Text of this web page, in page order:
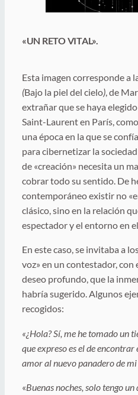
«UN RETO VITAL».
Esta imagen corresponde a
(Bajo la piel del cielo), de
extrañar que se haya
Saint-Laurent en París,
una época en la que se
para cibernetizar la
de «creación» necesita un
cobrar todo su sentido. De
contemporáneo existir no
clásico, sino en la relación
espectador y el entorno en
En este caso, se invitaba a
voz» en un contestador,
deseo profundo, que la
habría sugerido. Algunos
recogidos:
«¿Hola? Sí, me he tomado un
que expreso es el de
amor al nuevo panadero de mi
«Buenas noches, solo tengo